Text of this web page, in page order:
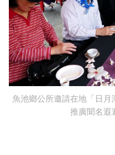
魚池鄉公所邀請在地「日月
推廣聞名遐